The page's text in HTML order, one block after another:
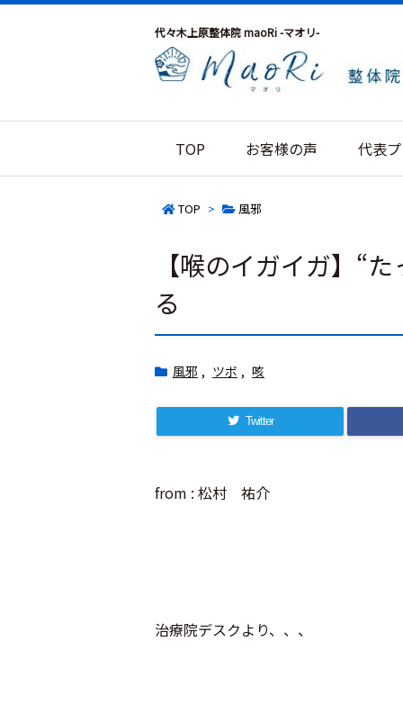
代々木上原整体院 maoRi -マオリ-
TOP お客様の声 代表
TOP > 風邪
【喉のイガイガ】“
る
風邪 , ツボ , 咳
Twitter
from : 松村 祐介
治療院デスクより、、、